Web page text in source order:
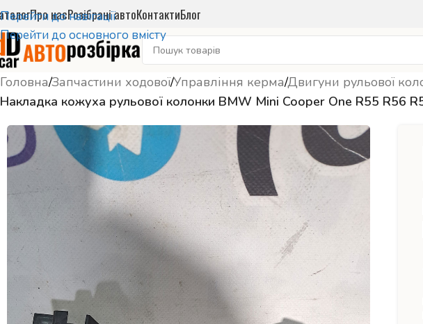
Перейти до навігації
Перейти до основного вмісту
Про насРозібрані автоКонтактиБлог
Головна/Запчастини ходової/Управління керма/Двигуни рульової
Накладка кожуха рульової колонки BMW Mini Cooper One R55 R56